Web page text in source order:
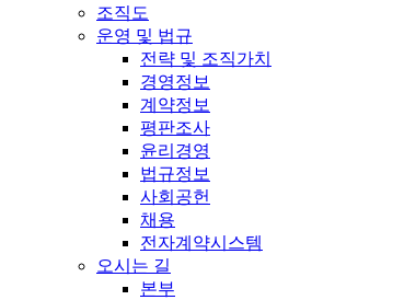
조직도
운영 및 법규
전략 및 조직가치
경영정보
계약정보
평판조사
윤리경영
법규정보
사회공헌
채용
전자계약시스템
오시는 길
본부